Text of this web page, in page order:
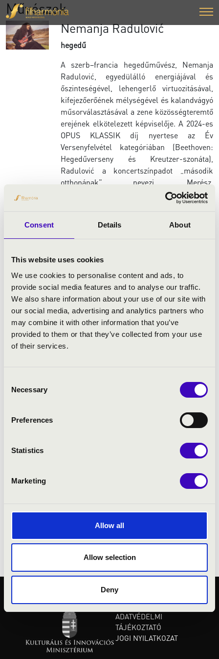
Consent Details About
This website uses cookies
We use cookies to personalise content and ads, to
provide social media features and to analyse our traffic.
We also share information about your use of our site with
our social media, advertising and analytics partners who
may combine it with other information that you’ve
provided to them or that they’ve collected from your use
of their services.
Selection
Necessary
Preferences
Statistics
Marketing
Allow all
Allow selection
Deny
Művészek
Nemanja Radulović
hegedű
A szerb–francia hegedűművész, Nemanja
Radulović, egyedülálló energiájával és
őszinteségével, lehengerlő virtuozitásával,
kifejezőerőének mélységével és kalandvágyó
műsorválasztásával a zene közösségteremtő
erejének elkötelezett képviselője. A 2024-es
OPUS KLASSIK díj nyertese az Év
Versenyfelvétel kategóriában (Beethoven:
Hegedűverseny és Kreutzer-szonáta),
Radulović a koncertszínpadot „második
otthonának” nevezi. Merész,
kockázatvállalással és spontaneitással
jellemezhető megközelítése minden
kísérletezés izgalmas ötvözetévé alakít.
Hacsaturjan Hegedűversenyének „izgalmas,
varázslatos interpretációját” (Bachtrack)
adja elő az Enescu Fesztivál
nyitóhangversenyén Cristian Măcelaru
vezényletével, a Baltimore Symphony
Orchestra koncertjén Marin Alsop
irányításával, valamint a Melbourne
Symphony Orchestra fellépésén Jamie
Filharmonikusokhoz való visszatérése
Bambergi Szimfonikusokkal. Emellett új
együttműködéseket kezd a Royal Scottish
Šlekytė vezényletével) és a Belga Nemzeti
Zenekarral (Antony Hermus) a brüsszeli
BOZAR-ban és a párizsi Philharmonie-ben.
Az évad Ausztráliába és Japánba való
valamint szólóesteket ad Japán-szerte egy
hangversenykörút keretében.
KÖZÉRDEKŰ ADATOK
ADATVÉDELMI
TÁJÉKOZTATÓ
JOGI NYILATKOZAT